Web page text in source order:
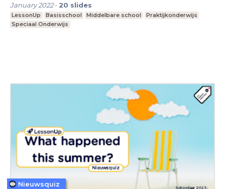
January 2022- 20 slides
LessonUp Basisschool Middelbare school
Praktijkonderwijs
Speciaal Onderwijs
Nieuwsquiz